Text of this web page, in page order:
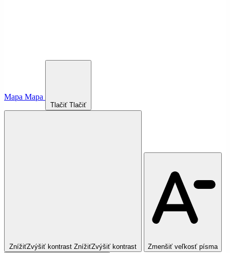
Mapa Mapa
Tlačiť Tlačiť
ZnížiťZvýšiť kontrast ZnížiťZvýšiť kontrast Zmenšiť veľkosť písma